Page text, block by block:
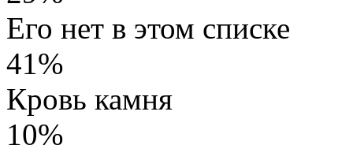
Его нет в этом списке
41%
Кровь камня
10%